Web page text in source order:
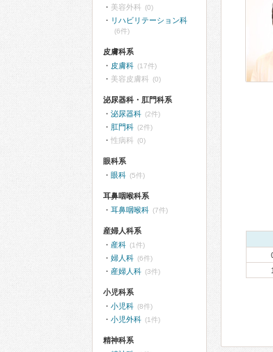
美容外科 (0)
リハビリテーション科
(6件)
皮膚科系
皮膚科 (17件)
美容皮膚科 (0)
泌尿器科・肛門科系
泌尿器科 (2件)
肛門科 (2件)
性病科 (0)
眼科系
眼科 (5件)
耳鼻咽喉科系
耳鼻咽喉科 (7件)
産婦人科系
産科 (1件)
婦人科 (6件)
産婦人科 (3件)
小児科系
小児科 (8件)
小児外科 (1件)
精神科系